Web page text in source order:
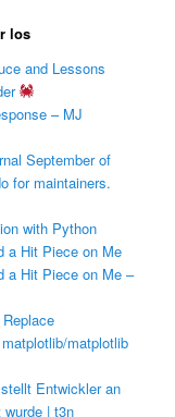
los
and Lessons
– MJ
September of
for maintainers.
with Python
a Hit Piece on Me
a Hit Piece on Me –
matplotlib
Entwickler an
wurde | t3n